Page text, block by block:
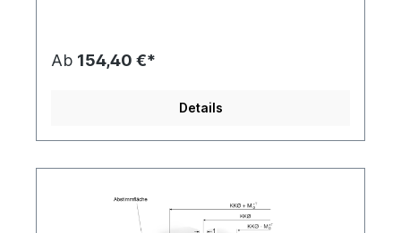
Ab 154,40 €*
Details